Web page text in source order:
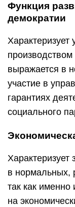
Функция
демократии
Характеризует
выражается в
участие в
гарантиях
социального
Характеризует
в нормальных,
так как именно
на